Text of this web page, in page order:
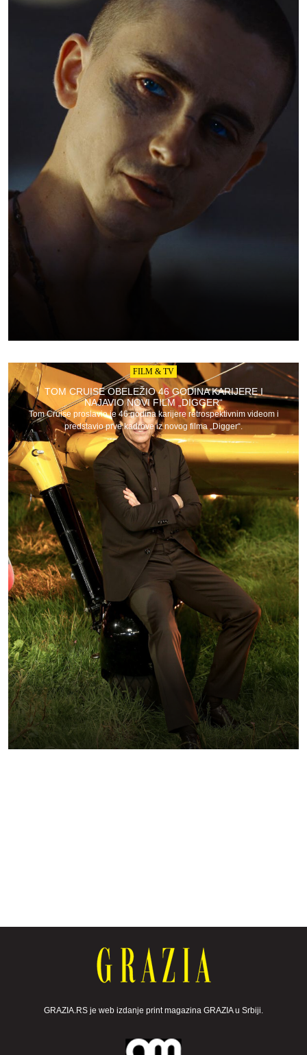
FILM & TV
TOM CRUISE OBELEŽIO 46 GODINA KARIJERE I
NAJAVIO NOVI FILM „DIGGER“
Tom Cruise proslavio je 46 godina karijere retrospektivnim videom i
predstavio prve kadrove iz novog filma „Digger“.
GRAZIA.RS je web izdanje print magazina GRAZIA u Srbiji.